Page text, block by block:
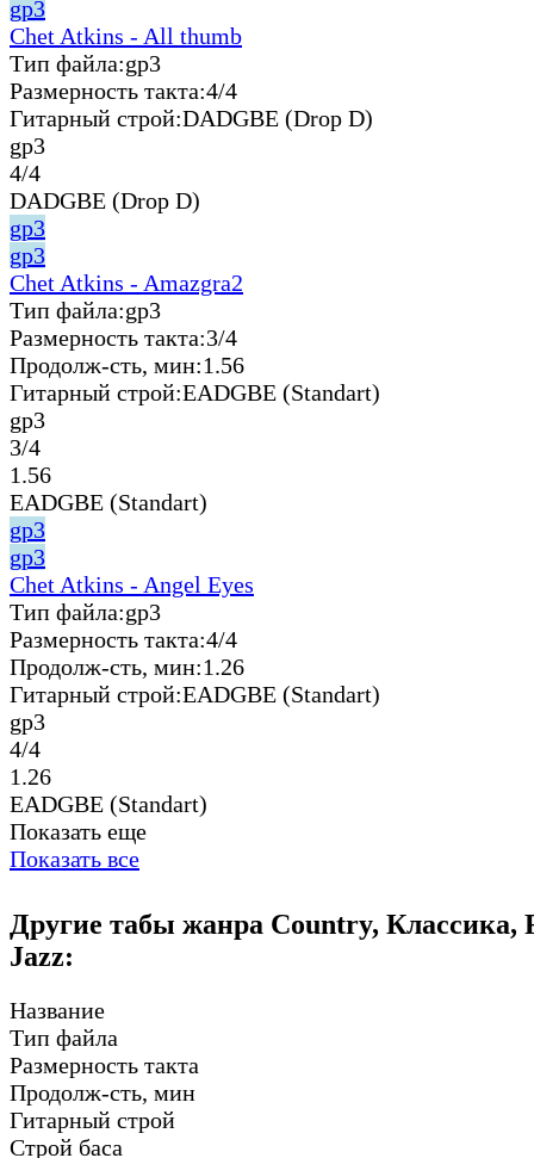
gp3
Chet Atkins - All thumb
Тип файла:gp3
Размерность такта:4/4
Гитарный строй:DADGBE (Drop D)
gp3
4/4
DADGBE (Drop D)
gp3
gp3
Chet Atkins - Amazgra2
Тип файла:gp3
Размерность такта:3/4
Продолж-сть, мин:1.56
Гитарный строй:EADGBE (Standart)
gp3
3/4
1.56
EADGBE (Standart)
gp3
gp3
Chet Atkins - Angel Eyes
Тип файла:gp3
Размерность такта:4/4
Продолж-сть, мин:1.26
Гитарный строй:EADGBE (Standart)
gp3
4/4
1.26
EADGBE (Standart)
Показать еще
Показать все
Другие табы жанра Country, Классика,
Jazz:
Название
Тип файла
Размерность такта
Продолж-сть, мин
Гитарный строй
Строй баса